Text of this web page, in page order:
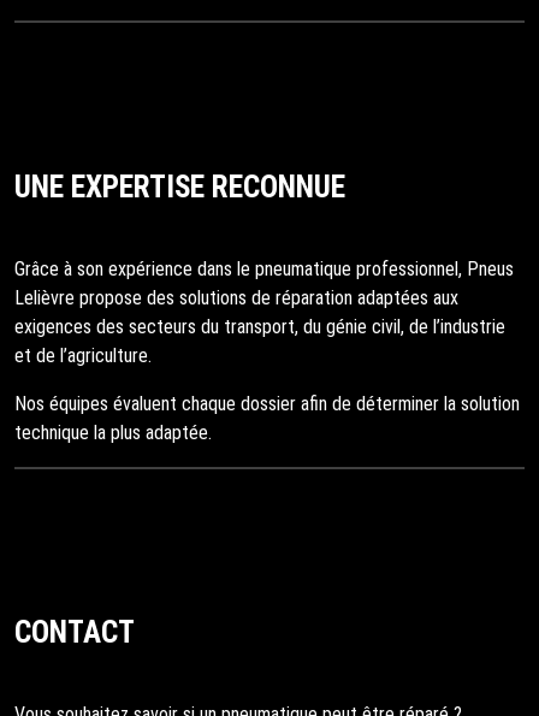
UNE EXPERTISE RECONNUE
Grâce à son expérience dans le pneumatique professionnel, Pneus
Lelièvre propose des solutions de réparation adaptées aux
exigences des secteurs du transport, du génie civil, de l’industrie
et de l’agriculture.
Nos équipes évaluent chaque dossier afin de déterminer la solution
technique la plus adaptée.
CONTACT